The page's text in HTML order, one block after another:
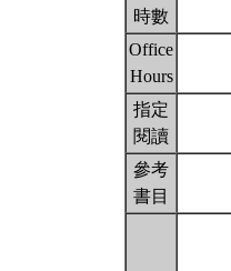
時數
Office
Hours
指定
閱讀
參考
書目